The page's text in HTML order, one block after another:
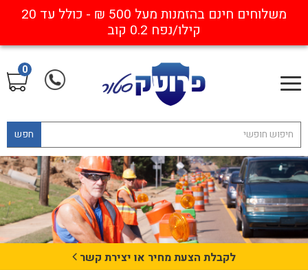
משלוחים חינם בהזמנות מעל 500 ₪ - כולל עד 20
קילו/נפח 0.2 קוב
חפש
0
לקבלת הצעת מחיר או יצירת קשר